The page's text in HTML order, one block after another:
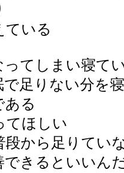
ている
ってしまい寝て
で足りない分を
ある
てほしい
段から足りてい
できるといいん